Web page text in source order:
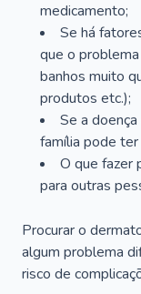
medicamento;
Se há
que o
banhos muito
produtos etc.);
Se a
família pode
O que fazer
para outras
Procurar o
algum problema
risco de